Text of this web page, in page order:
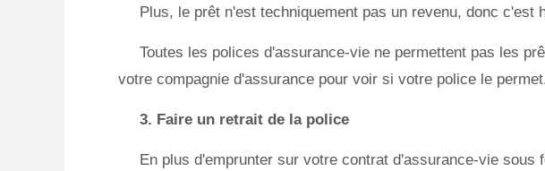
Plus, le prêt n'est techniquement pas un revenu, donc c'est
Toutes les polices d'assurance-vie ne permettent pas les
votre compagnie d'assurance pour voir si votre police le
3. Faire un retrait de la police
En plus d'emprunter sur votre contrat d'assurance-vie sous